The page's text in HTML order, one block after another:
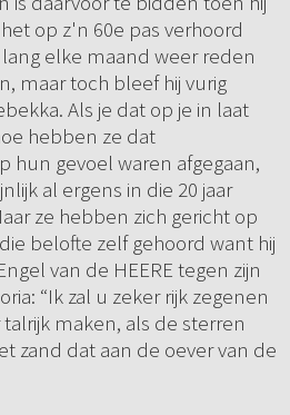
op z'n 60e pas verhoord
elke maand weer reden
maar toch bleef hij vurig
Als je dat op je in laat
hebben ze dat
hun gevoel waren afgegaan,
al ergens in die 20 jaar
ze hebben zich gericht op
belofte zelf gehoord want hij
van de HEERE tegen zijn
“Ik zal u zeker rijk zegenen
maken, als de sterren
zand dat aan de oever van de